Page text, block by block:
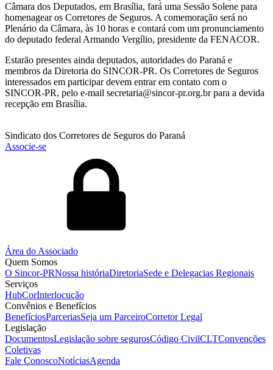
Câmara dos Deputados, em Brasília, fará uma Sessão Solene para
homenagear os Corretores de Seguros. A comemoração será no
Plenário da Câmara, às 10 horas e contará com um pronunciamento
do deputado federal Armando Vergílio, presidente da FENACOR.
Estarão presentes ainda deputados, autoridades do Paraná e
membros da Diretoria do SINCOR-PR. Os Corretores de Seguros
interessados em participar devem entrar em contato com o
SINCOR-PR, pelo e-mail secretaria@sincor-pr.org.br para a devida
recepção em Brasília.
Sindicato dos Corretores de Seguros do Paraná
Associe-se
Área do Associado
Quem Somos
O Sincor-PRNossa históriaDiretoriaSede e Delegacias Regionais
Serviços
HubCorInterlocução
Convênios e Benefícios
BenefíciosParceriasSeja um ParceiroCorretor Legal
Legislação
DocumentosLegislação sobre segurosCódigo CivilCLTConvenções
Coletivas
Fale ConoscoNotíciasAgenda